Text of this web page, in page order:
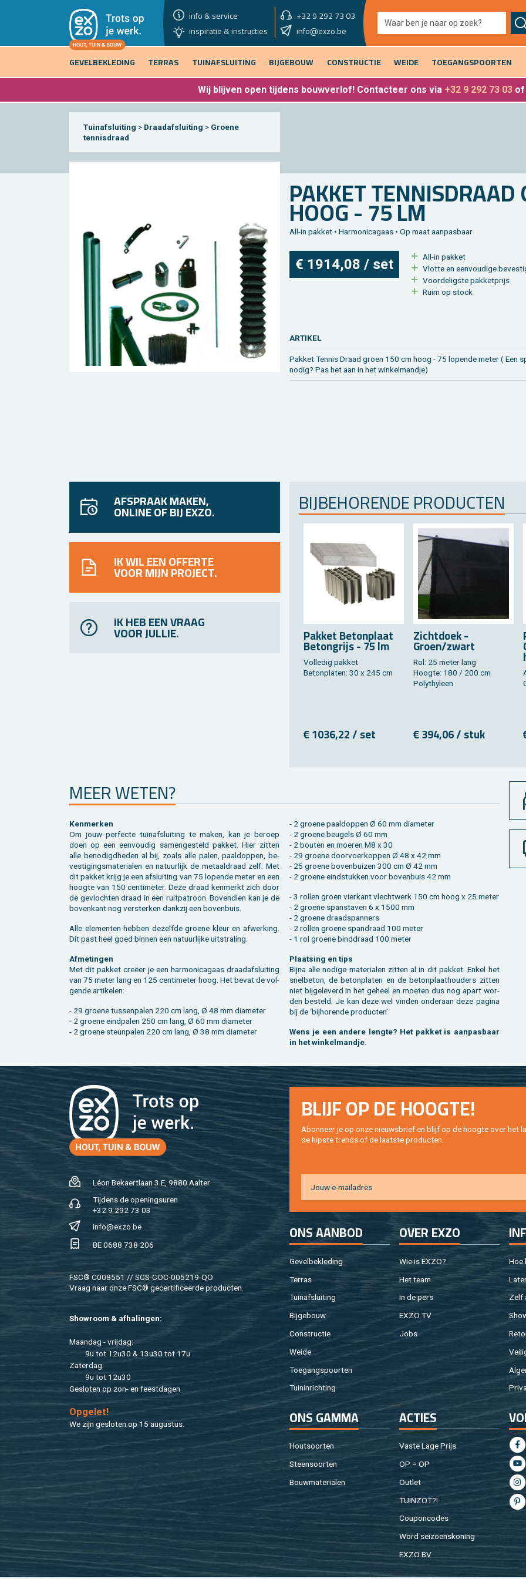
info & service +32 9 292 73 03
showroom morgen
inspiratie & instructies
info@exzo.be 9u - 12u30
GEVELBEKLEDING
TERRAS TUINAFSLUITING BIJGEBOUW CONSTRUCTIE WEIDE TOEGANGSPOORTEN
Wij blijven open tijdens bouwverlof! Contacteer ons via +32 9 292 73 03 of
Tuinafsluiting > Draadafsluiting > Groene
tennisdraad
PAK­KET
HOOG - 75 LM
All-in pak­ket • Har­mo­ni­ca­gaas • Op maat aan­pas­baar
€ 1914,08 / set
All-in pak­ket
Vlot­te en een­vou­di­ge
Voor­de­lig­ste pak­ket­prijs
Ruim op stock
AR­TI­KEL
Pak­ket Ten­nis Draad groen 150 cm hoog - 75 lo­pen­de meter ( Een
nodig? Pas het aan in het win­kel­mand­je)
AFSPRAAK MAKEN,
ONLINE OF BIJ EXZO.
IK WIL EEN OFFERTE
VOOR MIJN PROJECT.
IK HEB EEN VRAAG
VOOR JULLIE.
BIJ­BE­HO­REN­DE PRO­DUC­TEN
Pak­ket Be­ton­plaat
Be­tongrijs - 75 lm
Vol­le­dig pak­ket
Be­ton­pla­ten: 30 x 245 cm
€ 1036,22 / set
Zicht­doek -
Groen/zwart
Rol: 25 meter lang
Hoog­te: 180 / 200 cm
Po­ly­thy­leen
€ 394,06 / stuk
MEER WETEN?
Ken­mer­ken
Om jouw per­fec­te tuin­af­slui­ting te maken, kan je be­roep
doen op een een­vou­dig sa­men­ge­steld pak­ket. Hier zit­ten
alle be­no­digd­he­den al bij, zoals alle palen, paaldop­pen, be­
ves­ti­gings­ma­te­ri­a­len en na­tuur­lijk de me­taal­draad zelf. Met
dit pak­ket krijg je een af­slui­ting van 75 lo­pen­de meter en een
hoog­te van 150 cen­ti­me­ter. Deze draad ken­merkt zich door
de ge­vloch­ten draad in een ruit­pa­troon. Bo­ven­dien kan je de
bo­ven­kant nog ver­ster­ken dank­zij een bo­ven­buis.
Alle ele­men­ten heb­ben de­zelf­de groe­ne kleur en af­wer­king.
Dit past heel goed bin­nen een na­tuur­lij­ke uit­stra­ling.
Af­me­tin­gen
Met dit pak­ket creëer je een har­mo­ni­ca­gaas draad­af­slui­ting
van 75 meter lang en 125 cen­ti­me­ter hoog. Het bevat de vol­
gen­de ar­ti­ke­len:
- 29 groe­ne tus­sen­pa­len 220 cm lang, Ø 48 mm dia­me­ter
- 2 groe­ne eind­pa­len 250 cm lang, Ø 60 mm dia­me­ter
- 2 groe­ne steun­pa­len 220 cm lang, Ø 38 mm dia­me­ter
- 2 groe­ne paaldop­pen Ø 60 mm dia­me­ter
- 2 groe­ne beu­gels Ø 60 mm
- 2 bou­ten en moe­ren M8 x 30
- 29 groe­ne door­voer­kop­pen Ø 48 x 42 mm
- 25 groe­ne bo­ven­bui­zen 300 cm Ø 42 mm
- 2 groe­ne eind­stuk­ken voor bo­ven­buis 42 mm
- 3 rol­len groen vier­kant vlecht­werk 150 cm hoog x 25 meter
- 2 groe­ne span­sta­ven 6 x 1500 mm
- 2 groe­ne draad­span­ners
- 2 rol­len groe­ne span­draad 100 meter
- 1 rol groe­ne bind­draad 100 meter
Plaat­sing en tips
Bijna alle no­di­ge ma­te­ri­a­len zit­ten al in dit pak­ket. Enkel het
snel­be­ton, de be­ton­pla­ten en de be­ton­plaat­hou­ders zit­ten
niet bij­ge­le­verd in het ge­heel en moe­ten dus nog apart wor­
den be­steld. Je kan deze wel vin­den on­der­aan deze pa­gi­na
bij de ‘bij­ho­ren­de pro­duc­ten’.
Wens je een an­de­re leng­te? Het pak­ket is aan­pas­baar
in het win­kel­mand­je.
Léon Be­kaert­laan 3 E, 9880 Aal­ter
Tij­dens de ope­nings­uren
+32 9 292 73 03
info@​exzo.​be
BE 0688 738 206
FSC® C008551 // SCS-COC-005219-QO
Vraag naar onze FSC® ge­cer­ti­fi­ceer­de pro­duc­ten.
Show­room & af­ha­lin­gen:
Maan­dag - vrij­dag:
9u tot 12u30 & 13u30 tot 17u
Za­ter­dag:
9u tot 12u30
Ge­slo­ten op zon- en feest­da­gen
Op­ge­let!
We zijn ge­slo­ten op 15 au­gus­tus.
BLIJF OP DE HOOG­TE!
Abon­neer je op onze nieuws­brief en blijf op de hoog­te over het
de hip­s­te trends of de laat­ste pro­duc­ten.
ONS AAN­BOD
Ge­vel­be­kle­ding
Ter­ras
Tuin­af­slui­ting
Bij­ge­bouw
Con­struc­tie
Weide
Toe­gangs­poor­ten
Tuin­in­rich­ting
OVER EXZO
Wie is EXZO?
Het team
In de pers
EXZO TV
Jobs
Hoe
Zelf
ONS GAMMA
Hout­soor­ten
Steen­soor­ten
Bouw­ma­te­ri­a­len
AC­TIES
Vaste Lage Prijs
OP = OP
Out­let
TUIN­ZOT?!
Cou­pon­co­des
Word sei­zoens­ko­ning
EXZO BV